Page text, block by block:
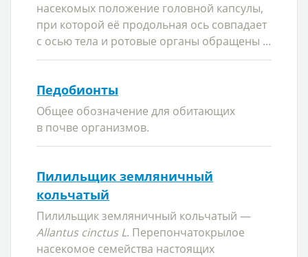
насекомых положение головной капсулы,
при которой её продольная ось совпадает
с осью тела и ротовые органы обращены ...
Педобионты
Общее обозначение для обитающих
в почве организмов.
Пилильщик земляничный
кольчатый
Пилильщик земляничный кольчатый —
Allantus cinctus L. Перепончатокрылое
насекомое семейства настоящих